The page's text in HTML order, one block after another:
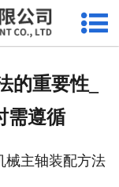
站首页
的重要性_
需遵循
械主轴装配方法